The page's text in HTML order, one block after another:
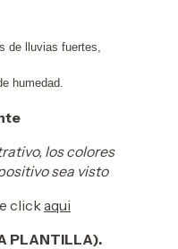
de lluvias fuertes,
humedad.
los colores
sea visto
clickaqui
PLANTILLA).